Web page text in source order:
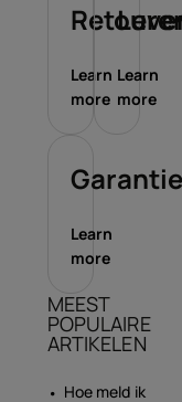
Learn
more
Learn
more
Learn
more
MEEST
POPULAIRE
ARTIKELEN
Hoe meld ik